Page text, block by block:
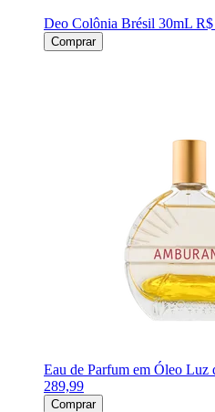
Deo Colônia Brésil 30mL
Comprar
Eau de Parfum em Óleo Luz
289,99
Comprar